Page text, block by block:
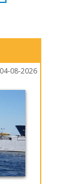
04-08-2026